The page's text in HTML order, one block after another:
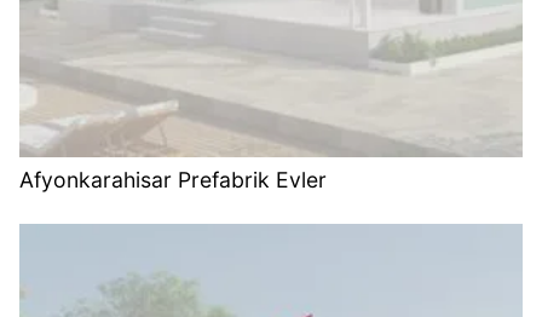
Afyonkarahisar Prefabrik Evler